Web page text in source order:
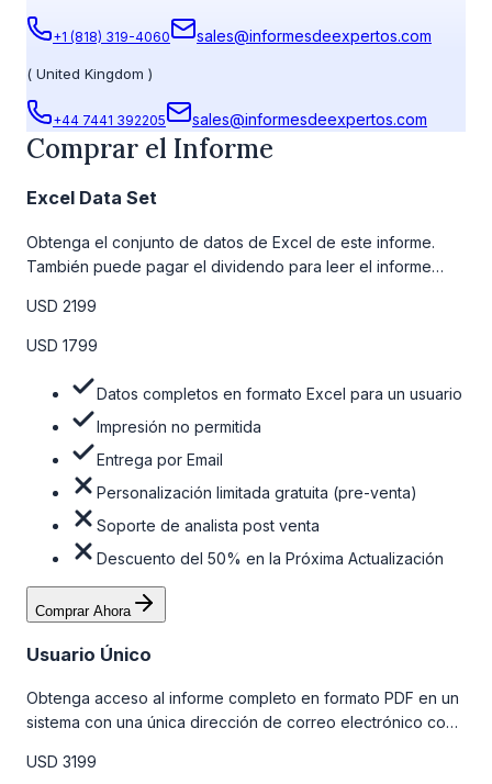
+1 (818) 319-4060 sales@informesdeexpertos.com
( United Kingdom )
+44 7441 392205 sales@informesdeexpertos.com
Comprar el Informe
Excel Data Set
Obtenga el conjunto de datos de Excel de este informe.
También puede pagar el dividendo para leer el informe
la tabla de precios a continuación.
USD 2199
USD 1799
Datos completos en formato Excel para un usuario
Impresión no permitida
Entrega por Email
Personalización limitada gratuita (pre-venta)
Soporte de analista post venta
Descuento del 50% en la Próxima Actualización
Comprar Ahora
Usuario Único
Obtenga acceso al informe completo en formato PDF en un
sistema con una única dirección de correo electrónico con
la tabla de precios a continuación.
USD 3199